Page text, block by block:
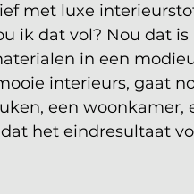
met luxe
ik dat vol? Nou dat is
in een
interieurs, gaat
een woonkamer,
het eindresultaat